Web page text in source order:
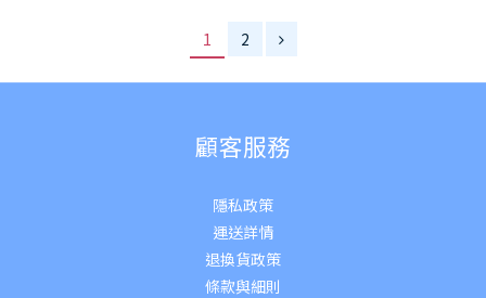
1 2
顧客服務
隱私政策
運送詳情
退換貨政策
條款與細則